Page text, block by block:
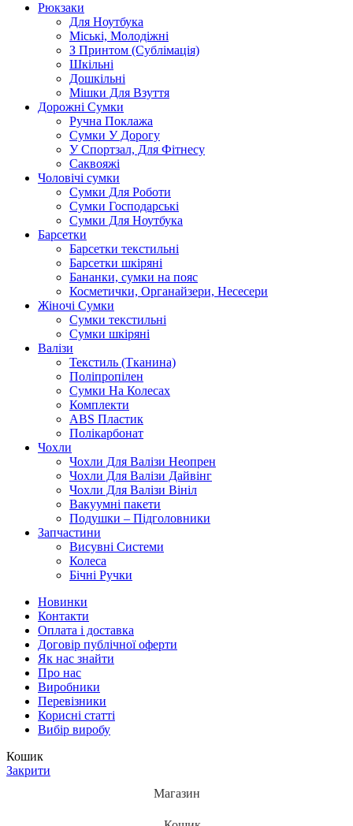
Рюкзаки
Для Ноутбука
Міські, Молодіжні
З Принтом (Сублімація)
Шкільні
Дошкільні
Мішки Для Взуття
Дорожні Сумки
Ручна Поклажа
Сумки У Дорогу
У Спортзал, Для Фітнесу
Саквояжі
Чоловічі сумки
Сумки Для Роботи
Сумки Господарські
Сумки Для Ноутбука
Барсетки
Барсетки текстильні
Барсетки шкіряні
Бананки, сумки на пояс
Косметички, Органайзери, Несесери
Жіночі Сумки
Сумки текстильні
Сумки шкіряні
Валізи
Текстиль (Тканина)
Поліпропілен
Сумки На Колесах
Комплекти
ABS Пластик
Полікарбонат
Чохли
Чохли Для Валізи Неопрен
Чохли Для Валізи Дайвінг
Чохли Для Валізи Вініл
Вакуумні пакети
Подушки – Підголовники
Запчастини
Висувні Системи
Колеса
Бічні Ручки
Новинки
Контакти
Оплата і доставка
Договір публічної оферти
Як нас знайти
Про нас
Виробники
Перевізники
Корисні статті
Вибір виробу
Кошик
Закрити
Магазин